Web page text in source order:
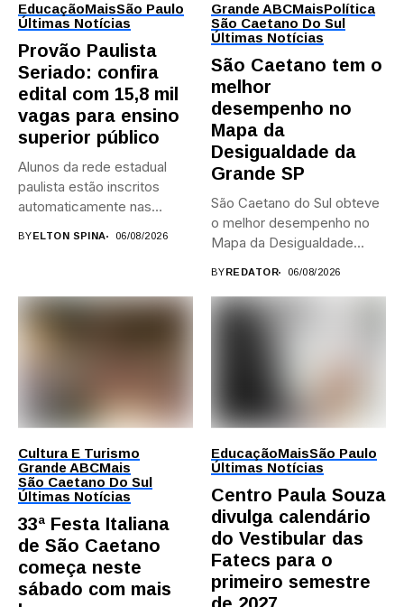
EducaçãoMaisSão Paulo
Últimas Notícias
Provão Paulista
Seriado: confira
edital com 15,8 mil
vagas para ensino
superior público
Alunos da rede estadual
paulista estão inscritos
automaticamente nas
BY ELTON SPINA 06/08/2026
Grande ABCMaisPolítica
São Caetano Do Sul
Últimas Notícias
São Caetano tem o
melhor
desempenho no
Mapa da
Desigualdade da
Grande SP
São Caetano do Sul obteve
o melhor desempenho no
Mapa da Desigualdade...
BY REDATOR 06/08/2026
Cultura E Turismo
Grande ABCMais
São Caetano Do Sul
Últimas Notícias
33ª Festa Italiana
de São Caetano
começa neste
sábado com mais
EducaçãoMaisSão Paulo
Últimas Notícias
Centro Paula Souza
divulga calendário
do Vestibular das
Fatecs para o
primeiro semestre